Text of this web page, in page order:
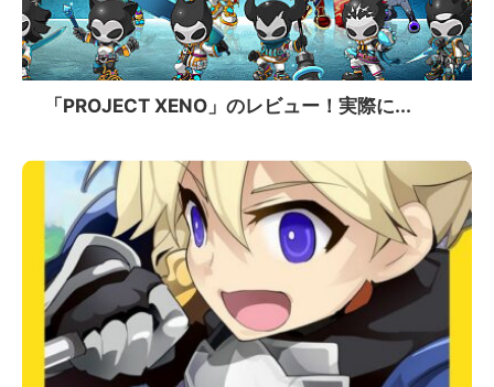
「PROJECT XENO」のレビュー！実際に...